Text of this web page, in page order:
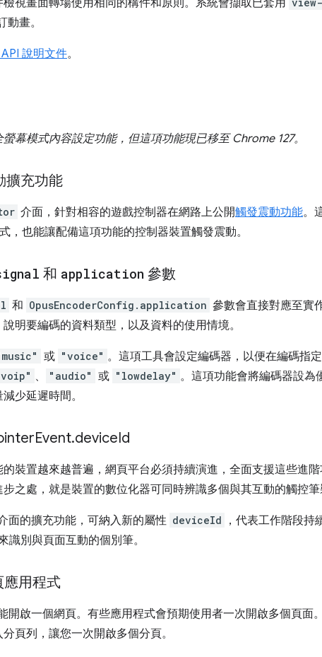
視畫面轉場使用相同的構件和原則。系統會擷取已套用
畫。
說明文件。
幕模式內容設定功能，但這項功能現已移至 Chrome 127。
擴充功能
介面，針對相容的遊戲控制器在網路上公開觸發震動功能。
，也能讓配備這項功能的控制器裝置觸發震動。
和 application 參數
和 OpusEncoderConfig.application 參數會直接對應至實
明要編碼的資料類型，以及資料的使用情境。
或 "voice" 。這項工具會設定編碼器，以便在編碼指
、 "audio" 或 "lowdelay" 。這項功能會將編碼器設為
少延遲時間。
Event.deviceId
裝置越來越普遍，網頁平台必須持續演進，全面支援這些進
之處，就是裝置的數位化器可同時辨識多個與其互動的觸控筆
面的擴充功能，可納入新的屬性 deviceId
，代表工作階段持
識別與頁面互動的個別筆。
應用程式
開啟一個網頁。有些應用程式會預期使用者一次開啟多個頁面
頁列，讓您一次開啟多個分頁。